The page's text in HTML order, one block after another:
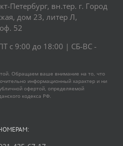
Петербург, вн.тер. г. Город
дом 23, литер Л,
52
с 9:00 до 18:00 | СБ-ВС -
Обращаем ваше внимание на то, что
информационный характер и ни
офертой, определяемой
кодекса РФ.